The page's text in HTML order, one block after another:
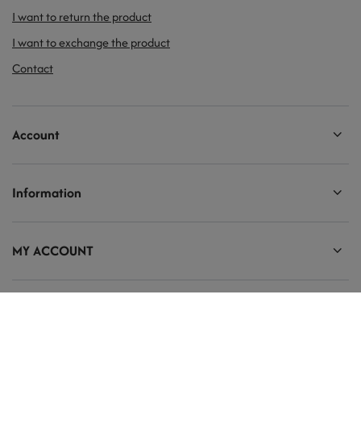
I want to return the product
I want to exchange the product
Contact
Account
Information
MY ACCOUNT